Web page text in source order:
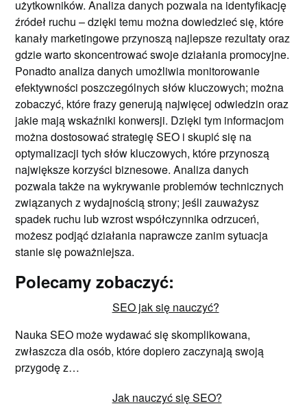
użytkowników. Analiza danych pozwala na identyfikację
źródeł ruchu – dzięki temu można dowiedzieć się, które
kanały marketingowe przynoszą najlepsze rezultaty oraz
gdzie warto skoncentrować swoje działania promocyjne.
Ponadto analiza danych umożliwia monitorowanie
efektywności poszczególnych słów kluczowych; można
zobaczyć, które frazy generują najwięcej odwiedzin oraz
jakie mają wskaźniki konwersji. Dzięki tym informacjom
można dostosować strategię SEO i skupić się na
optymalizacji tych słów kluczowych, które przynoszą
największe korzyści biznesowe. Analiza danych
pozwala także na wykrywanie problemów technicznych
związanych z wydajnością strony; jeśli zauważysz
spadek ruchu lub wzrost współczynnika odrzuceń,
możesz podjąć działania naprawcze zanim sytuacja
stanie się poważniejsza.
Polecamy zobaczyć:
SEO jak się nauczyć?
Nauka SEO może wydawać się skomplikowana,
zwłaszcza dla osób, które dopiero zaczynają swoją
przygodę z…
Jak nauczyć się SEO?